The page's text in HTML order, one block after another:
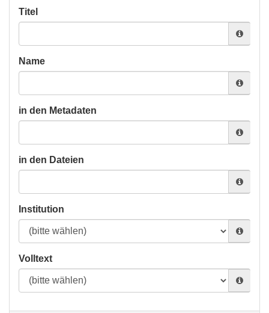
Titel
Name
in den Metadaten
in den Dateien
Institution
Volltext